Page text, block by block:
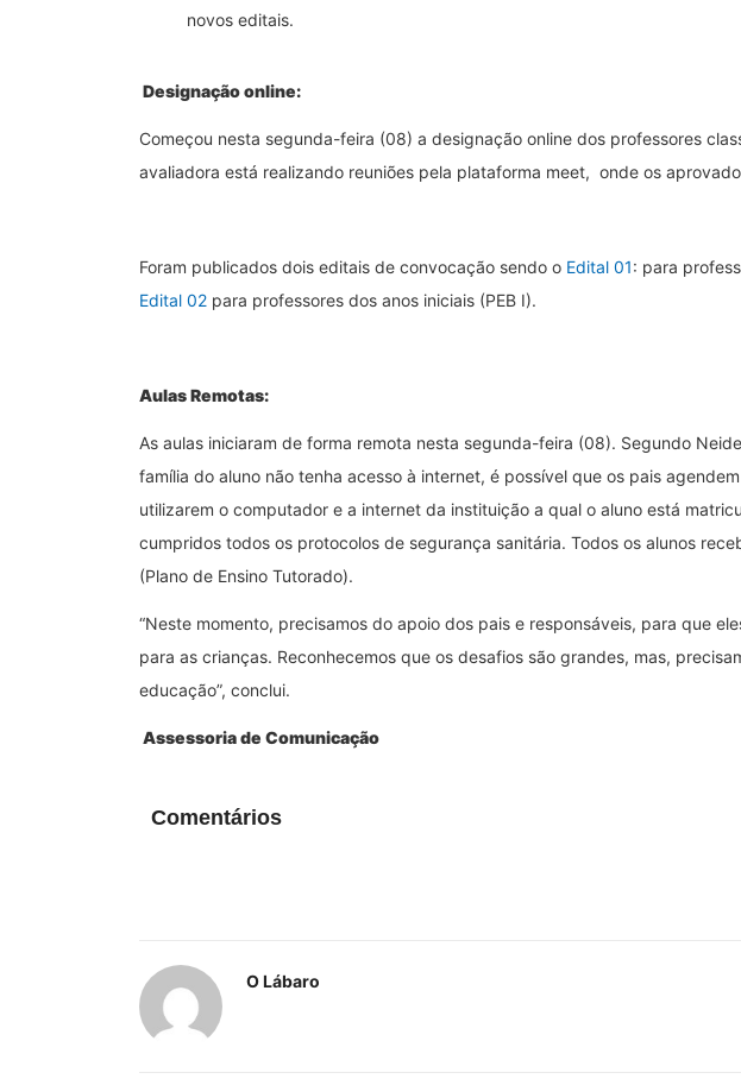
novos editais.
Designação online:
Começou nesta segunda-feira (08) a designação online dos professores
avaliadora está realizando reuniões pela plataforma meet, onde os
Foram publicados dois editais de convocação sendo o Edital 01: para
Edital 02 para professores dos anos iniciais (PEB I).
Aulas Remotas:
As aulas iniciaram de forma remota nesta segunda-feira (08). Segundo
família do aluno não tenha acesso à internet, é possível que os pais
utilizarem o computador e a internet da instituição a qual o aluno está
cumpridos todos os protocolos de segurança sanitária. Todos os alunos
(Plano de Ensino Tutorado).
“Neste momento, precisamos do apoio dos pais e responsáveis, para que
para as crianças. Reconhecemos que os desafios são grandes, mas,
educação”, conclui.
Assessoria de Comunicação
Comentários
O Lábaro